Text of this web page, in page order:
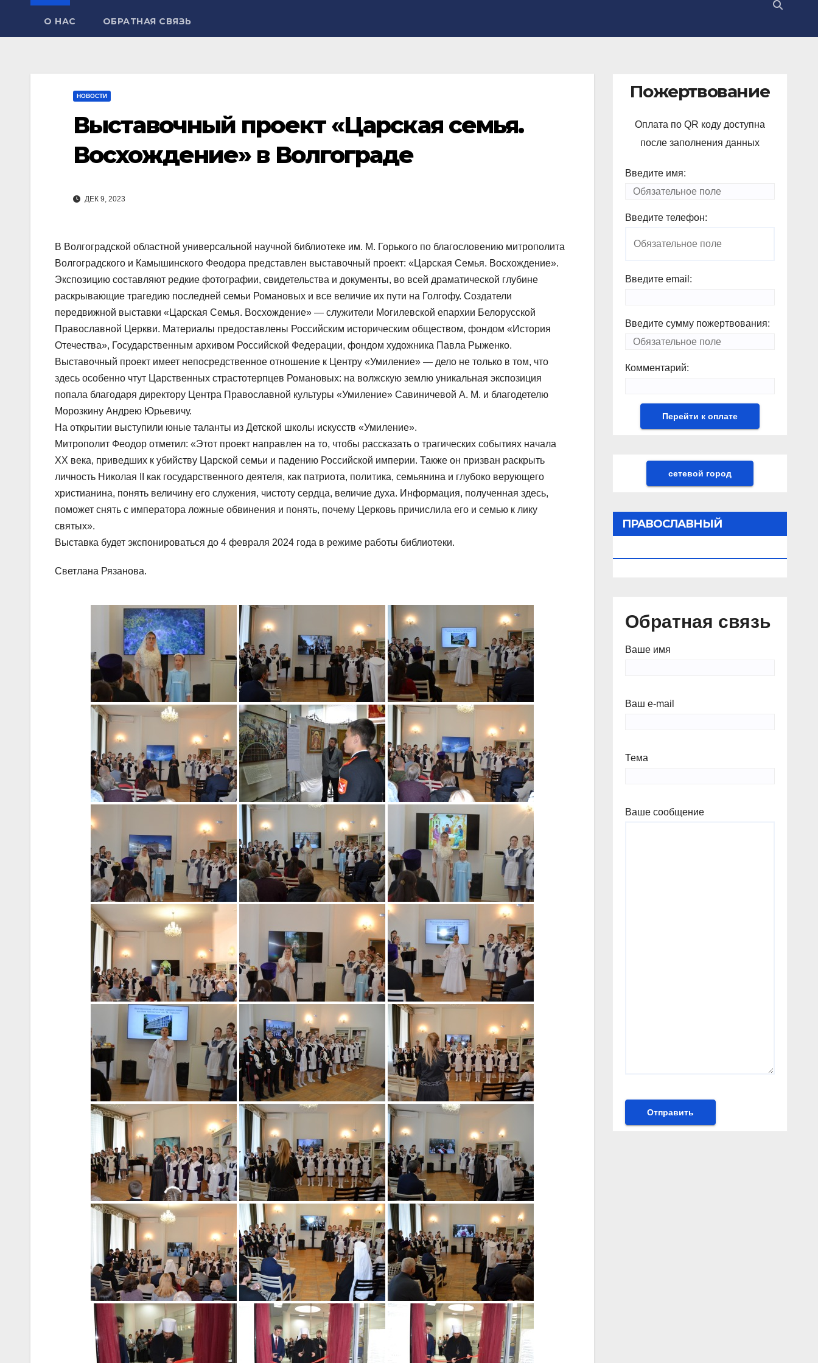
О НАС ОБРАТНАЯ СВЯЗЬ
НОВОСТИ
Выставочный проект «Царская семья.
Восхождение» в Волгограде
ДЕК 9, 2023
В Волгоградской областной универсальной научной библиотеке им. М. Горького по благословению митрополита
Волгоградского и Камышинского Феодора представлен выставочный проект: «Царская Семья. Восхождение».
Экспозицию составляют редкие фотографии, свидетельства и документы, во всей драматической глубине
раскрывающие трагедию последней семьи Романовых и все величие их пути на Голгофу. Создатели
передвижной выставки «Царская Семья. Восхождение» — служители Могилевской епархии Белорусской
Православной Церкви. Материалы предоставлены Российским историческим обществом, фондом «История
Отечества», Государственным архивом Российской Федерации, фондом художника Павла Рыженко.
Выставочный проект имеет непосредственное отношение к Центру «Умиление» — дело не только в том, что
здесь особенно чтут Царственных страстотерпцев Романовых: на волжскую землю уникальная экспозиция
попала благодаря директору Центра Православной культуры «Умиление» Савиничевой А. М. и благодетелю
Морозкину Андрею Юрьевичу.
На открытии выступили юные таланты из Детской школы искусств «Умиление».
Митрополит Феодор отметил: «Этот проект направлен на то, чтобы рассказать о трагических событиях начала
XX века, приведших к убийству Царской семьи и падению Российской империи. Также он призван раскрыть
личность Николая II как государственного деятеля, как патриота, политика, семьянина и глубоко верующего
христианина, понять величину его служения, чистоту сердца, величие духа. Информация, полученная здесь,
поможет снять с императора ложные обвинения и понять, почему Церковь причислила его и семью к лику
святых».
Выставка будет экспонироваться до 4 февраля 2024 года в режиме работы библиотеки.
Светлана Рязанова.
Пожертвование
Оплата по QR коду доступна
после заполнения данных
Введите имя:
Введите телефон:
Введите email:
Введите сумму пожертвования:
Комментарий:
сетевой город
ПРАВОСЛАВНЫЙ
Обратная связь
Ваше имя
Ваш e-mail
Тема
Ваше сообщение